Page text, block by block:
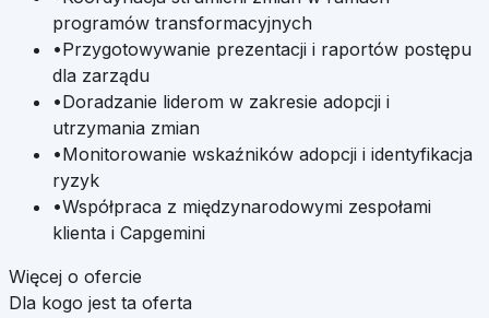
programów transformacyjnych
•Przygotowywanie prezentacji i raportów postępu
dla zarządu
•Doradzanie liderom w zakresie adopcji i
utrzymania zmian
•Monitorowanie wskaźników adopcji i identyfikacja
ryzyk
•Współpraca z międzynarodowymi zespołami
klienta i Capgemini
Więcej o ofercie
Dla kogo jest ta oferta